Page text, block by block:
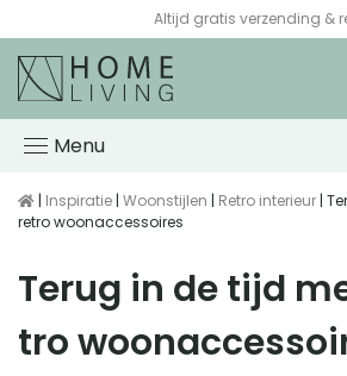
Altijd gratis verzending &
Menu
| Inspiratie | Woonstijlen | Retro interieur |
retro woonaccessoires
Terug in de tijd
tro